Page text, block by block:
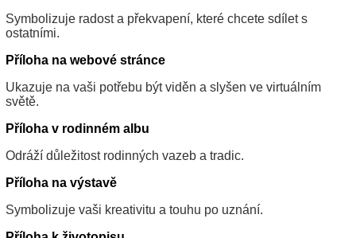
Symbolizuje radost a překvapení, které chcete sdílet s
ostatními.
Příloha na webové stránce
Ukazuje na vaši potřebu být viděn a slyšen ve virtuálním
světě.
Příloha v rodinném albu
Odráží důležitost rodinných vazeb a tradic.
Příloha na výstavě
Symbolizuje vaši kreativitu a touhu po uznání.